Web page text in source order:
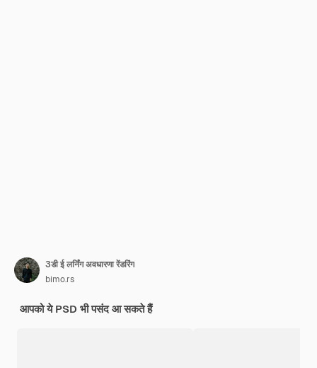
3डी ई लर्निंग अवधारणा रेंडरिंग
bimo.rs
आपको ये PSD भी पसंद आ सकते हैं